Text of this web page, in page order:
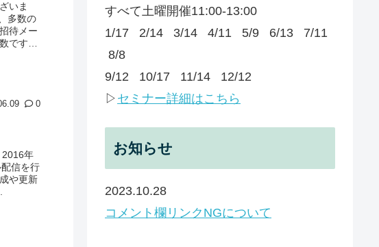
いま
多数の
待メー
です
0
2016年
信を行
や更新
すべて土曜開催11:00-13:00
1/17 2/14 3/14 4/11 5/9 6/13 7/11
8/8
9/12 10/17 11/14 12/12
▷ セミナー詳細はこちら
お知らせ
2023.10.28
コメント欄リンクNGについて